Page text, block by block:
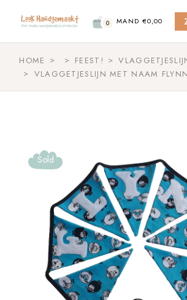
content
0 MAND €0,00
HOME FEEST!
VLAGGETJESLIJN MET NAAM FLYNN
Sold